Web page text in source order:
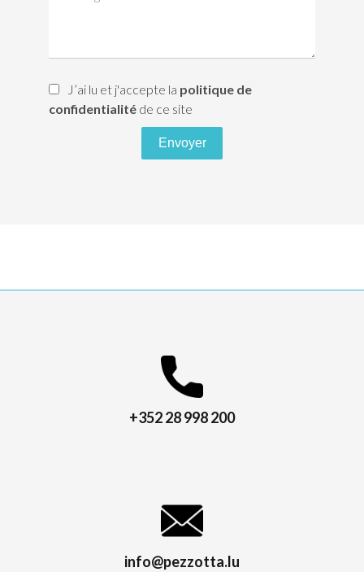
J’ai lu et j'accepte la politique de
confidentialité de ce site
Envoyer
+352 28 998 200
info@pezzotta.lu